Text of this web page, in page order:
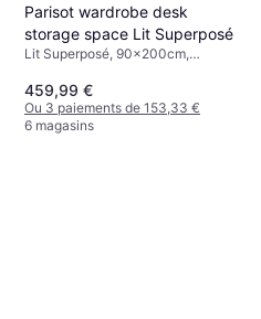
Parisot wardrobe desk
storage space Lit Superposé
Lit Superposé, 90x200cm,
Hauteur: 179 cm
459,99 €
Ou 3 paiements de 153,33 €
6 magasins